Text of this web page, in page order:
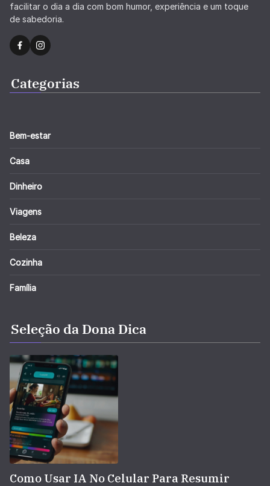
facilitar o dia a dia com bom humor, experiência e um toque
de sabedoria.
Categorias
Bem-estar
Casa
Dinheiro
Viagens
Beleza
Cozinha
Família
Seleção da Dona Dica
Como Usar IA No Celular Para Resumir